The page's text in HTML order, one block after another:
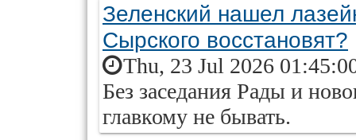
Зеленский нашел
Сырского восстановят?
Thu, 23 Jul 2026
Без заседания Рады и
главкому не бывать.